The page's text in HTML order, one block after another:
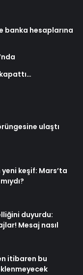
banka hesaplarına
ulaştı
keşif: Mars’ta
duyurdu:
Mesaj nasıl
itibaren bu